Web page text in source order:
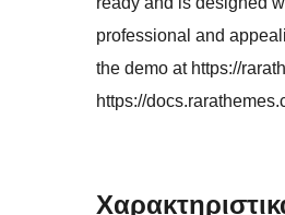
professional and
the demo at https://
https://